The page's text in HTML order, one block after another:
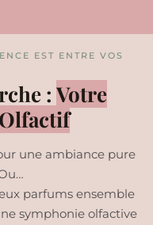
EST ENTRE VOS
:Votre
une ambiance pure
parfums ensemble
symphonie olfactive